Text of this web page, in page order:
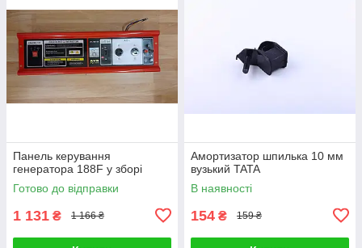
Панель керування
генератора 188F у зборі
Готово до відправки
1 131 ₴ 1 166 ₴
Амортизатор шпилька 10 мм
вузький TATA
В наявності
154 ₴ 159 ₴